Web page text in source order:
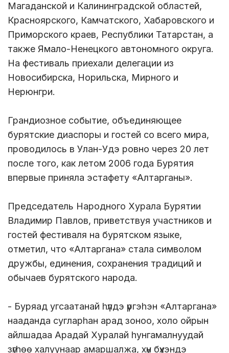
Магаданской и Калининградской областей,
Красноярского, Камчатского, Хабаровского и
Приморского краев, Республики Татарстан, а
также Ямало-Ненецкого автономного округа.
На фестиваль приехали делегации из
Новосибирска, Норильска, Мирного и
Нерюнгри.
Грандиозное событие, объединяющее
бурятские диаспоры и гостей со всего мира,
проводилось в Улан-Удэ ровно через 20 лет
после того, как летом 2006 года Бурятия
впервые приняла эстафету «Алтарганы».
Председатель Народного Хурала Бурятии
Владимир Павлов, приветствуя участников и
гостей фестиваля на бурятском языке,
отметил, что «Алтаргана» стала символом
дружбы, единения, сохранения традиций и
обычаев бурятского народа.
- Буряад угсаатанай hүлдэ үргэhэн «Алтаргана»
нааданда сугларhан арад зоноо, холо ойрын
айлшадаа Арадай Хуралай hунгамалнуудай
зүгhөө халуунаар амаршалжа, хүн бүхэндэ